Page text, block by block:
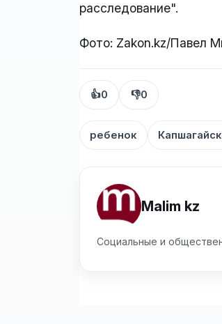
расследование".
Фото: Zakon.kz/Павел
👍0 👎0
ребенок
Malim kz
Социальные и